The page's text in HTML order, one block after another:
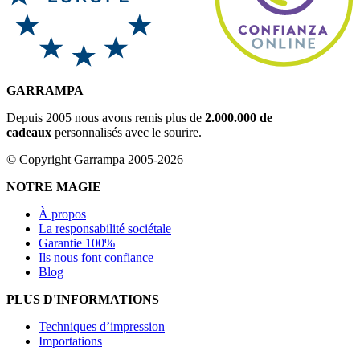
GARRAMPA
Depuis 2005 nous avons remis plus de 2.000.000 de
cadeaux personnalisés avec le sourire.
© Copyright Garrampa 2005-2026
NOTRE MAGIE
À propos
La responsabilité sociétale
Garantie 100%
Ils nous font confiance
Blog
PLUS D'INFORMATIONS
Techniques d’impression
Importations